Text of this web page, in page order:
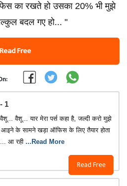
का रखते हो उसका 20% भी मुझे
बदल गए हो... "
Read Free
1
Read Free
वैशू... यार मेरा पर्स कहा है, जल्दी करो मुझे
आइने के सामने खड़ा ऑफिस के लिए तैयार होता
आ रही ...Read More